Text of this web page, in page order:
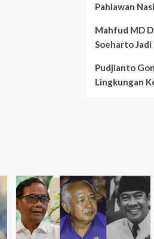
Pahlawan
Mahfud MD
Soeharto Jadi
Pudjianto
Lingkungan